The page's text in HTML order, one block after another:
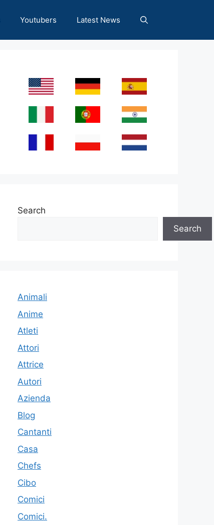
Youtubers Latest News
Search
Search
Animali
Anime
Atleti
Attori
Attrice
Autori
Azienda
Blog
Cantanti
Casa
Chefs
Cibo
Comici
Comici.